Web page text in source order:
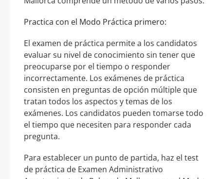
Practica con el Modo Práctica primero:
El examen de práctica permite a los candidatos
evaluar su nivel de conocimiento sin tener que
preocuparse por el tiempo o responder
incorrectamente. Los exámenes de práctica
consisten en preguntas de opción múltiple que
tratan todos los aspectos y temas de los
exámenes. Los candidatos pueden tomarse todo
el tiempo que necesiten para responder cada
pregunta.
Para establecer un punto de partida, haz el test
de práctica de Examen Administrativo